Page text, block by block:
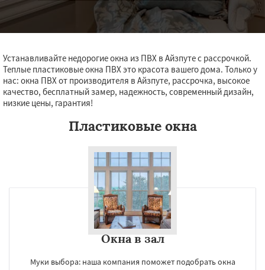
Устанавливайте недорогие окна из ПВХ в Айзпуте с рассрочкой.
Теплые пластиковые окна ПВХ это красота вашего дома. Только у
нас: окна ПВХ от производителя в Айзпуте, рассрочка, высокое
качество, бесплатный замер, надежность, современный дизайн,
низкие цены, гарантия!
Пластиковые окна
Окна в зал
Муки выбора: наша компания поможет подобрать окна